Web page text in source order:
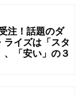
注！話題のダ
ライズは「スタ
「安い」の３